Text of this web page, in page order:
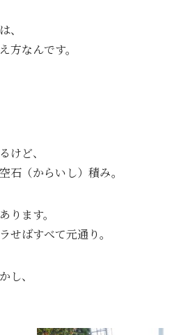
、
方なんです。
けど、
石（からいし）積み。
ります。
せばすべて元通り。
し、